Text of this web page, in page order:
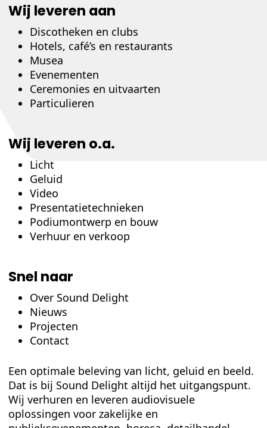
Wij leveren aan
Discotheken en clubs
Hotels, café’s en restaurants
Musea
Evenementen
Ceremonies en uitvaarten
Particulieren
Wij leveren o.a.
Licht
Geluid
Video
Presentatietechnieken
Podiumontwerp en bouw
Verhuur en verkoop
Snel naar
Over Sound Delight
Nieuws
Projecten
Contact
Een optimale beleving van licht, geluid en beeld.
Dat is bij Sound Delight altijd het uitgangspunt.
Wij verhuren en leveren audiovisuele
oplossingen voor zakelijke en